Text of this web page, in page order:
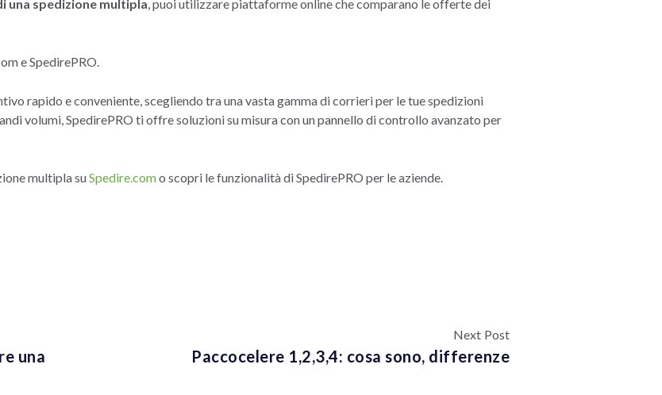
una spedizione multipla, puoi utilizzare piattaforme online che comparano le offerte dei
e SpedirePRO.
rapido e conveniente, scegliendo tra una vasta gamma di corrieri per le tue spedizioni
volumi, SpedirePRO ti offre soluzioni su misura con un pannello di controllo avanzato per
multipla suSpedire.como scopri le funzionalità di SpedirePRO per le aziende.
una
Next Post
Paccocelere 1,2,3,4: cosa sono, differenze